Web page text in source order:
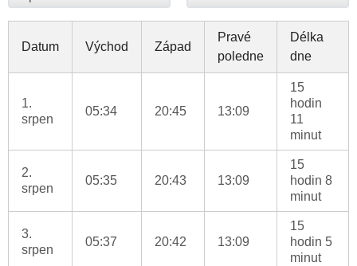
Datum Východ Západ
Pravé
poledne
Délka
dne
1.
srpen
05:34 20:45 13:09
15
hodin
11
minut
2.
srpen
05:35 20:43 13:09
15
hodin 8
minut
3.
srpen
05:37 20:42 13:09
15
hodin 5
minut